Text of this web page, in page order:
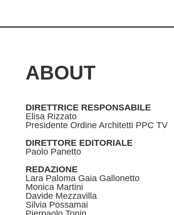
ABOUT
DIRETTRICE RESPONSABILE
Elisa Rizzato
Presidente Ordine Architetti PPC TV
DIRETTORE EDITORIALE
Paolo Panetto
REDAZIONE
Lara Paloma Gaia Gallonetto
Monica Martini
Davide Mezzavilla
Silvia Possamai